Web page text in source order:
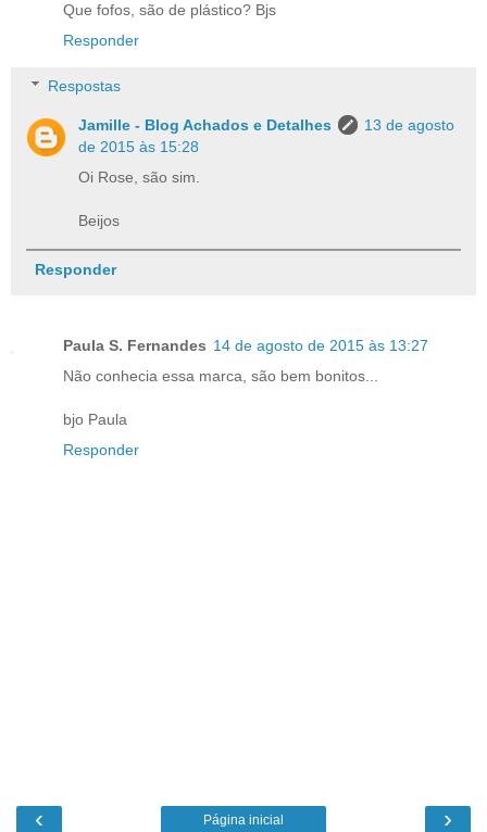
Que fofos, são de plástico? Bjs
Responder
Respostas
Jamille - Blog Achados e Detalhes
13 de agosto
de 2015 às 15:28
Oi Rose, são sim.
Beijos
Responder
Paula S. Fernandes 14 de agosto de 2015 às 13:27
Não conhecia essa marca, são bem bonitos...
bjo Paula
Responder
‹ ›
Página inicial